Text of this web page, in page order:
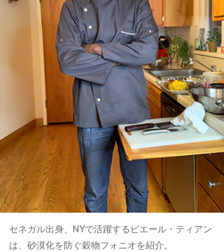
セネガル出身、NYで活躍するピエール・ティアン
は、砂漠化を防ぐ穀物フォニオを紹介。